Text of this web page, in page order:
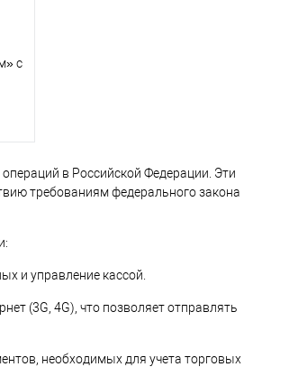
с
в Российской Федерации. Эти
требованиям федерального закона
и управление кассой.
(3G, 4G), что позволяет отправлять
необходимых для учета торговых